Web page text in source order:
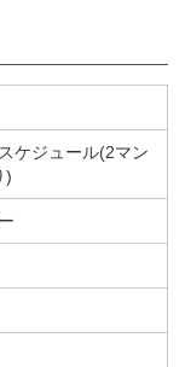
ケジュール(2マン
)